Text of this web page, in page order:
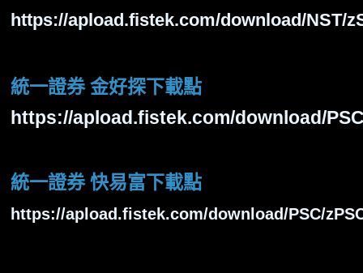
https://apload.fistek.com/download/NST/
統一證券 金好探下載點
https://apload.fistek.com/download/
統一證券 快易富下載點
https://apload.fistek.com/download/PSC/